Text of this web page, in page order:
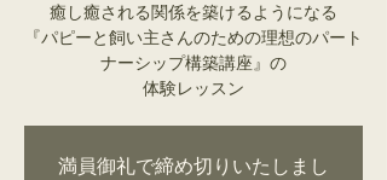
癒し癒される関係を築けるようになる
『パピーと飼い主さんのための理想のパート
ナーシップ構築講座』の
​体験レッスン
満員御礼で締め切りいたしまし